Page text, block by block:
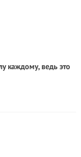
каждому, ведь это